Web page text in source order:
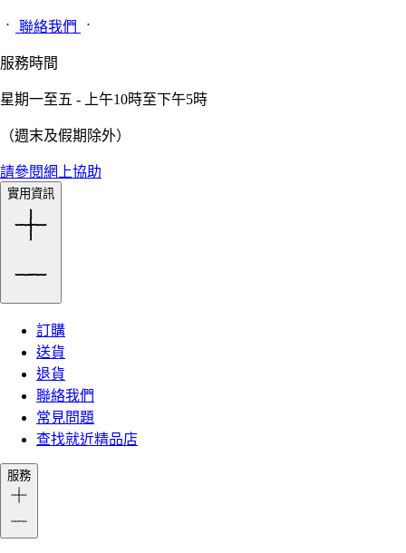
聯絡我們
服務時間
星期一至五 - 上午10時至下午5時
（週末及假期除外）
請參閱網上協助
實用資訊
訂購
送貨
退貨
聯絡我們
常見問題
查找就近精品店
服務